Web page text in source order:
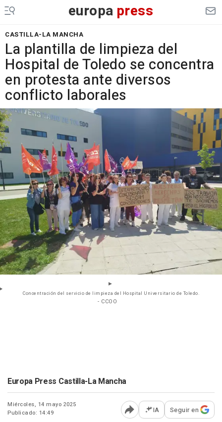
europa press
CASTILLA-LA MANCHA
La plantilla de limpieza del
Hospital de Toledo se concentra
en protesta ante diversos
conflicto laborales
Concentración del servicio de limpieza del Hospital Universitario de Toledo.
- CCOO
Europa Press Castilla-La Mancha
Miércoles, 14 mayo 2025
Publicado: 14:49
Abrir opciones para
IA Seguir en